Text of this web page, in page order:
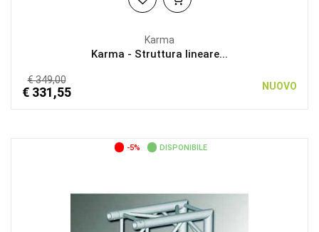
Karma
Karma - Struttura lineare...
€ 349,00
€ 331,55 NUOVO
-5% DISPONIBILE